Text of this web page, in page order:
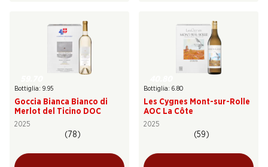
Bottiglia: 9.95
Goccia Bianca Bianco di
Merlot del Ticino DOC
2025
(78)
Bottiglia: 6.80
Les Cygnes Mont-sur-Rolle
AOC La Côte
2025
(59)